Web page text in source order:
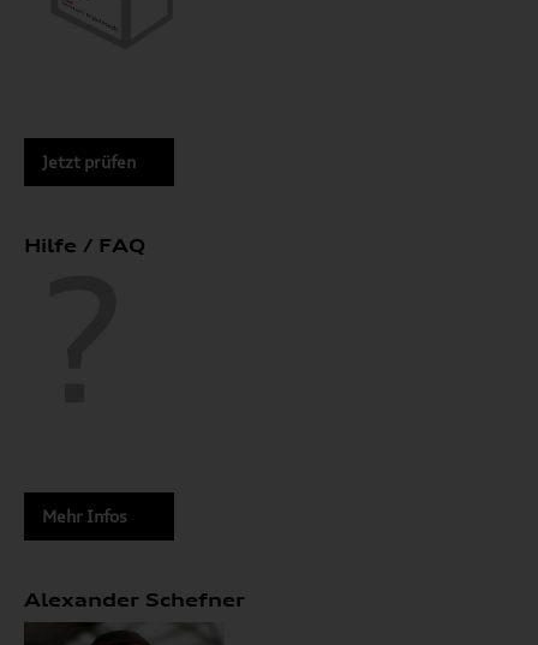
Jetzt prüfen
Hilfe / FAQ
Mehr Infos
Alexander Schefner